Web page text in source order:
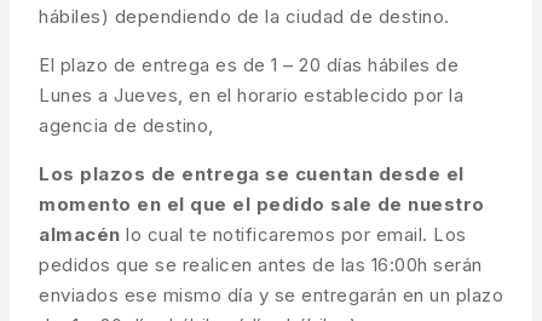
hábiles) dependiendo de la ciudad de destino.
El plazo de entrega es de 1 – 20 días hábiles de
Lunes a Jueves, en el horario establecido por la
agencia de destino,
Los plazos de entrega se cuentan desde el
momento en el que el pedido sale de nuestro
almacén lo cual te notificaremos por email. Los
pedidos que se realicen antes de las 16:00h serán
enviados ese mismo día y se entregarán en un plazo